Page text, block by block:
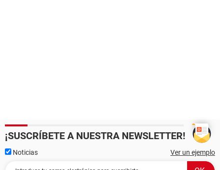
¡SUSCRÍBETE A NUESTRA NEWSLETTER!
Noticias Ver un ejemplo